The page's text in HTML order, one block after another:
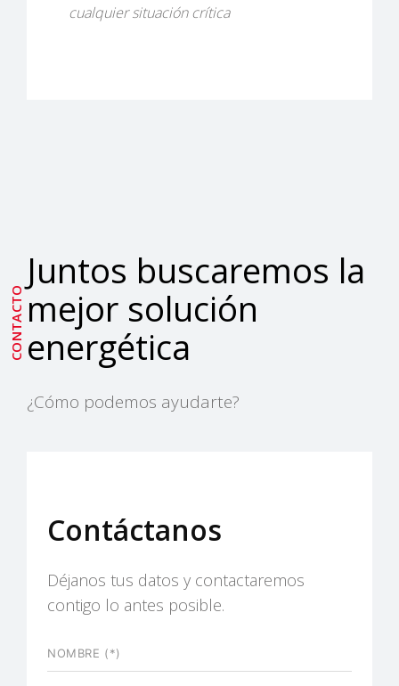
cualquier situación crítica
CONTACTO
Juntos buscaremos la
mejor solución
energética
¿Cómo podemos ayudarte?
Contáctanos
Déjanos tus datos y contactaremos
contigo lo antes posible.